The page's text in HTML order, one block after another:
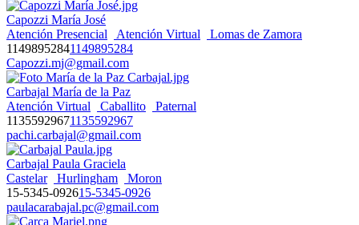
Capozzi María José
Atención Presencial
Atención Virtual
Lomas de Zamora
11498952841149895284
Capozzi.mj@gmail.com
Carbajal María de la Paz
Atención Virtual
Caballito
Paternal
11355929671135592967
pachi.carbajal@gmail.com
Carbajal Paula Graciela
Castelar
Hurlingham
Moron
15-5345-092615-5345-0926
paulacarabajal.pc@gmail.com